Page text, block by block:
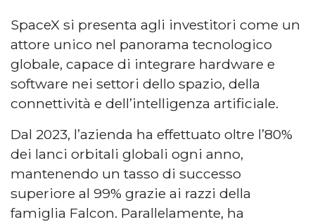
SpaceX si presenta agli investitori come un
attore unico nel panorama tecnologico
globale, capace di integrare hardware e
software nei settori dello spazio, della
connettività e dell’intelligenza artificiale.
Dal 2023, l’azienda ha effettuato oltre l’80%
dei lanci orbitali globali ogni anno,
mantenendo un tasso di successo
superiore al 99% grazie ai razzi della
famiglia Falcon. Parallelamente, ha